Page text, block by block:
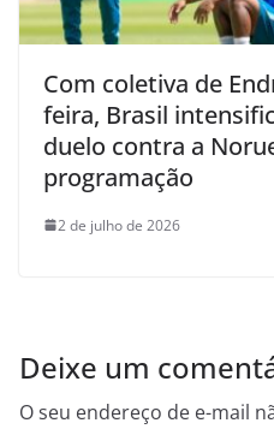
Com coletiva de
feira, Brasil
duelo contra a
programação
2 de julho de 2026
Deixe um
O seu endereço de e-mail